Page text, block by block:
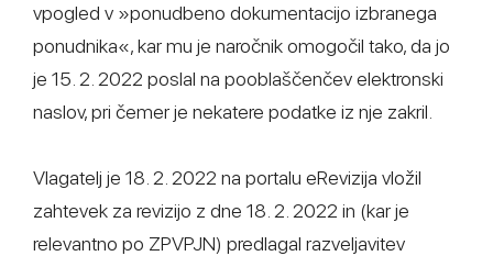
vpogled v »ponudbeno dokumentacijo izbranega
ponudnika«, kar mu je naročnik omogočil tako, da jo
je 15. 2. 2022 poslal na pooblaščenčev elektronski
naslov, pri čemer je nekatere podatke iz nje zakril.
Vlagatelj je 18. 2. 2022 na portalu eRevizija vložil
zahtevek za revizijo z dne 18. 2. 2022 in (kar je
relevantno po ZPVPJN) predlagal razveljavitev